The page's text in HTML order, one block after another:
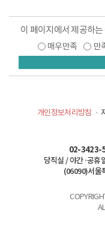
이 페이지에서 제공하
매우만족 만
개인정보처리방침
02-3423-
당직실 / 야간·공휴
(06090)서울